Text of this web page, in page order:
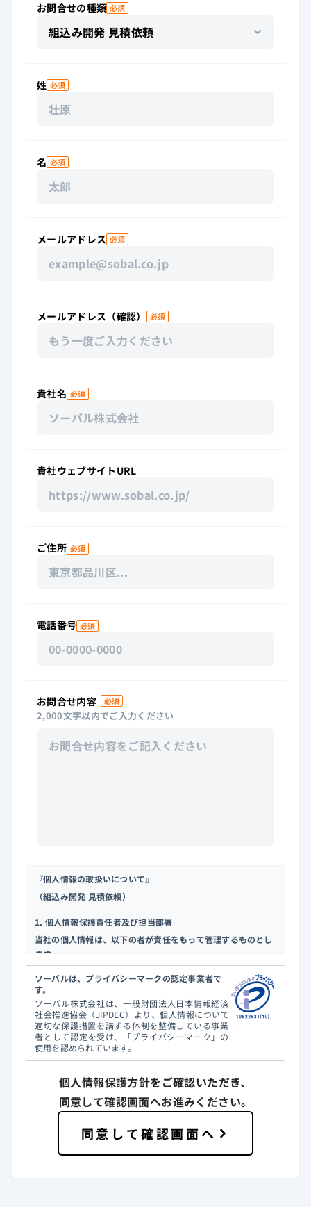
お問合せの種類 必須
姓 必須
名 必須
メールアドレス 必須
メールアドレス（確認） 必須
貴社名 必須
貴社ウェブサイトURL
ご住所 必須
電話番号 必須
お問合せ内容 必須
2,000文字以内でご入力ください
『個人情報の取扱いについて』
（組込み開発 見積依頼）
1. 個人情報保護責任者及び担当部署
当社の個人情報は、以下の者が責任をもって管理するものとし
ます。
個人情報保護責任者：ソーバル株式会社 取締役（TEL:03-
6409-6131）
担当部署：人事部
2. 個人情報の利用目的
ご送信いただき当社が取得した個人情報（氏名、連絡先電話番
号、メールアドレス）は、お問合せ対応のために利用いたしま
3. 個人情報の外部委託に関して
当社は、「2.個人情報の利用目的」に定める利用目的の達成に
必要な範囲内で個人情報の取り扱いを外部に委託することがあ
ります。個人情報を適切に取り扱っていると認められる委託先
を選定し、委託先においても、個人情報の管理、秘密保持、提
ソーバルは、プライバシーマークの認定事業者で
す。
ソーバル株式会社は、一般財団法人日本情報経済
社会推進協会（JIPDEC）より、個人情報について
適切な保護措置を講ずる体制を整備している事業
者として認定を受け、「プライバシーマーク」の
使用を認められています。
個人情報保護方針をご確認いただき、
同意して確認画面へお進みください。
同意して確認画面へ